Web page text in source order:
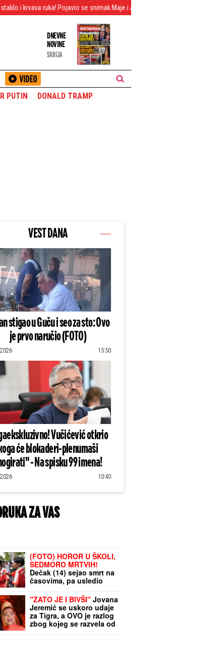
Pojavio se snimak Maje i Asmina nakon haosa (VIDEO)
DNEVNE
NOVINE
SRBIJA
PUTIN DONALD TRAMP
VEST DANA
stigao u Guču i seo za sto: Ovo
je prvo naručio (FOTO)
15:50
Vučićević otkrio
će blokaderi-plenumaši
- Na spisku 99 imena!
10:40
ZA VAS
(FOTO) HOROR U ŠKOLI,
SEDMORO MRTVIH!
Dečak (14) sejao smrt na
časovima, pa usledio
može da se desi u našoj
zemlji"
"ZATO JE I BIVŠI" Jovana
Jeremić se uskoro udaje
za Tigra, a OVO je razlog
zbog kojeg se razvela od